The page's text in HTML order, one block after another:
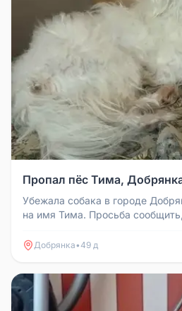
Пропал пёс Тима,
Убежала собака в городе
на имя Тима. Просьба
Добрянка•49 д